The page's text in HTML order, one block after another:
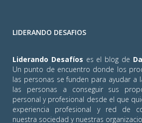
LIDERANDO DESAFIOS
Liderando Desafíos es el blog de
Un punto de encuentro donde los
las personas se funden para ayudar a
las personas a conseguir sus
personal y profesional desde el que
experiencia profesional y red de
nuestra sociedad y nuestras